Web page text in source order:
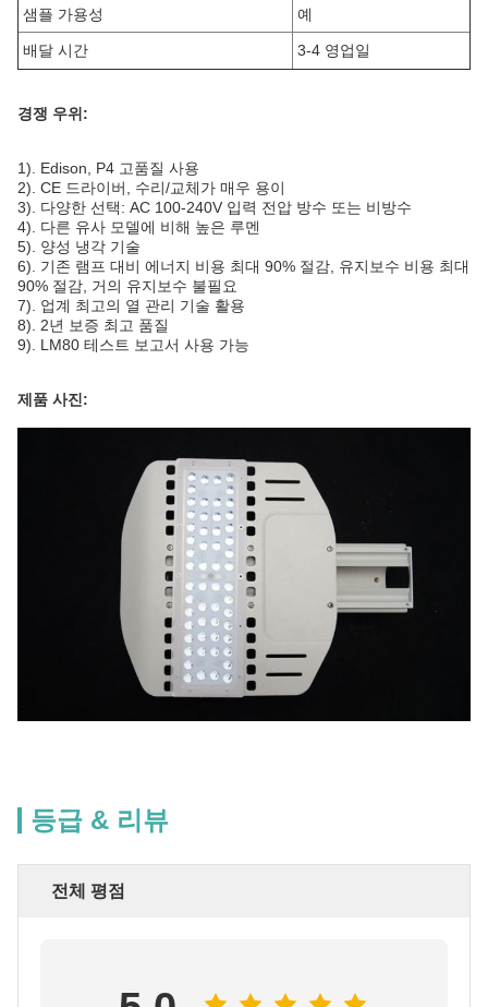
샘플 가용성 예
배달 시간 3-4 영업일
경쟁 우위:
1). Edison, P4 고품질 사용
2). CE 드라이버, 수리/교체가 매우 용이
3). 다양한 선택: AC 100-240V 입력 전압 방수 또는 비방수
4). 다른 유사 모델에 비해 높은 루멘
5). 양성 냉각 기술
6). 기존 램프 대비 에너지 비용 최대 90% 절감, 유지보수 비용 최대
90% 절감, 거의 유지보수 불필요
7). 업계 최고의 열 관리 기술 활용
8). 2년 보증 최고 품질
9). LM80 테스트 보고서 사용 가능
제품 사진:
등급 & 리뷰
전체 평점